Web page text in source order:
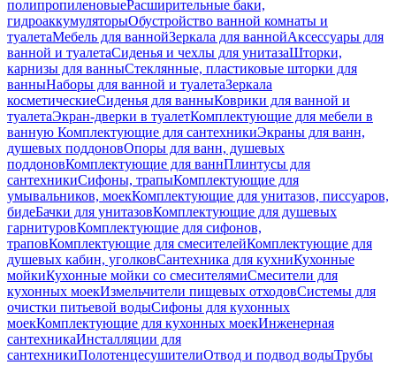
полипропиленовыеРасширительные баки,
гидроаккумуляторыОбустройство ванной комнаты и
туалетаМебель для ваннойЗеркала для ваннойАксессуары для
ванной и туалетаСиденья и чехлы для унитазаШторки,
карнизы для ванныСтеклянные, пластиковые шторки для
ванныНаборы для ванной и туалетаЗеркала
косметическиеСиденья для ванныКоврики для ванной и
туалетаЭкран-дверки в туалетКомплектующие для мебели в
ванную Комплектующие для сантехникиЭкраны для ванн,
душевых поддоновОпоры для ванн, душевых
поддоновКомплектующие для ваннПлинтусы для
сантехникиСифоны, трапыКомплектующие для
умывальников, моекКомплектующие для унитазов, писсуаров,
бидеБачки для унитазовКомплектующие для душевых
гарнитуровКомплектующие для сифонов,
траповКомплектующие для смесителейКомплектующие для
душевых кабин, уголковСантехника для кухниКухонные
мойкиКухонные мойки со смесителямиСмесители для
кухонных моекИзмельчители пищевых отходовСистемы для
очистки питьевой водыСифоны для кухонных
моекКомплектующие для кухонных моекИнженерная
сантехникаИнсталляции для
сантехникиПолотенцесушителиОтвод и подвод водыТрубы